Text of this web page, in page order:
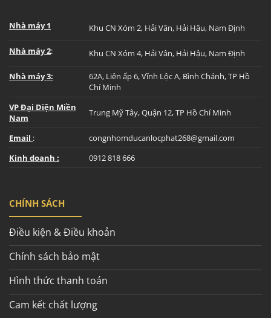
Nhà máy 1 Khu CN Xóm 2, Hải Vân, Hải Hậu, Nam Định
Nhà máy 2: Khu CN Xóm 4, Hải Vân, Hải Hậu, Nam Định
Nhà máy 3:
62A, Liên ấp 6, Vĩnh Lộc A, Bình Chánh, TP Hồ
Chí Minh
VP Đại Diện Miền
Nam
Trung Mỹ Tây, Quận 12, TP Hồ Chí Minh
Email :
congnhomducanlocphat268@gmail.com
Kinh doanh :
0912 818 666
CHÍNH SÁCH
Điều kiện & Điều khoản
Chính sách bảo mật
Hình thức thanh toán
Cam kết chất lượng